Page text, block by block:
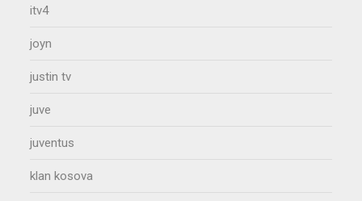
itv4
joyn
justin tv
juve
juventus
klan kosova